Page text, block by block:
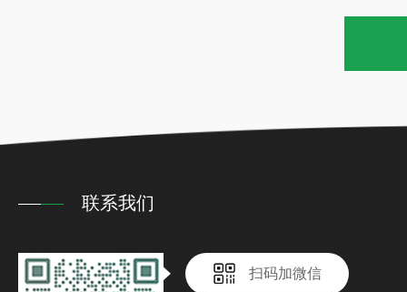
联系我们
扫码加微信